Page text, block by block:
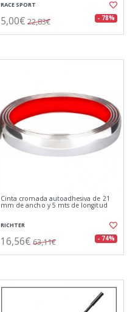
RACE SPORT
5,00€ 22,83€ - 78%
Cinta cromada autoadhesiva de 21
mm de ancho y 5 mts de longitud
RICHTER
16,56€ 63,11€ - 74%